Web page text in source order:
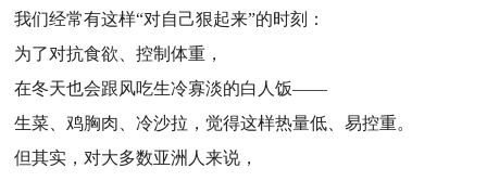
我们经常有这样“对自己狠起来”的时刻：
为了对抗食欲、控制体重，
在冬天也会跟风吃生冷寡淡的白人饭——
生菜、鸡胸肉、冷沙拉，觉得这样热量低、易控重。
但其实，对大多数亚洲人来说，